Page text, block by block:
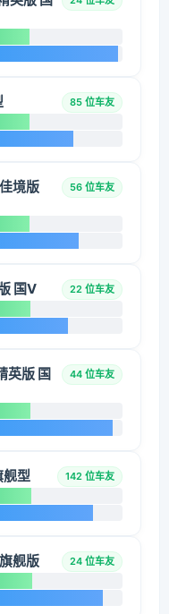
85 位车友
境版
56 位车友
国V 22 位车友
英版 国
44 位车友
舰型 142 位车友
舰版 24 位车友